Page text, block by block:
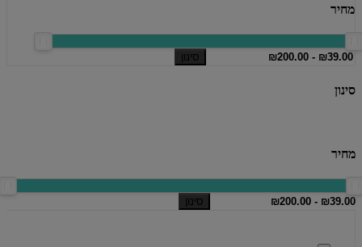
מחיר
סינון
סינון
מחיר
סינון